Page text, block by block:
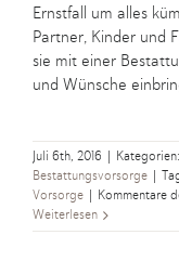
Ernstfall um alles
Partner, Kinder und
sie mit einer
und Wünsche
Juli 6th, 2016 Kategorien:
Bestattungsvorsorge
Vorsorge
Kommentare
Weiterlesen